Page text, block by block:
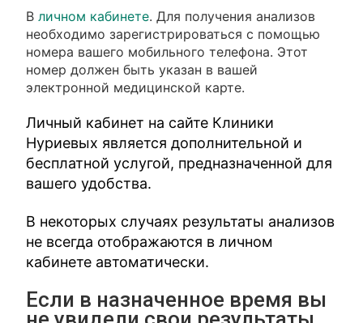
Вличном кабинете. Для получения анализов
необходимо зарегистрироваться с помощью
номера вашего мобильного телефона. Этот
номер должен быть указан в вашей
электронной медицинской карте.
Личный кабинет на сайте Клиники
Нуриевых является дополнительной и
бесплатной услугой, предназначенной для
вашего удобства.
В некоторых случаях результаты анализов
не всегда отображаются в личном
кабинете автоматически.
Если в назначенное время вы